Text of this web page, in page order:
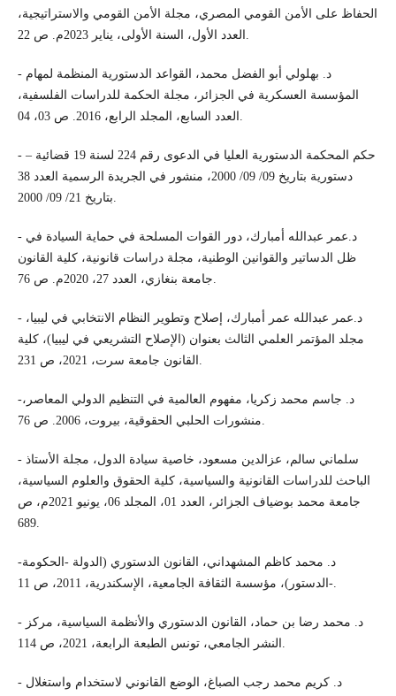
الحفاظ على الأمن القومي المصري، مجلة الأمن القومي والاستراتيجية،
- د. بهلولي أبو الفضل محمد، القواعد الدستورية المنظمة لمهام
المؤسسة العسكرية في الجزائر، مجلة الحكمة للدراسات الفلسفية،
- حكم المحكمة الدستورية العليا في الدعوى رقم 224 لسنة 19 قضائية –
دستورية بتاريخ 09/ 09/ 2000، منشور في الجريدة الرسمية العدد 38
- د.عمر عبدالله أمبارك، دور القوات المسلحة في حماية السيادة في
ظل الدساتير والقوانين الوطنية، مجلة دراسات قانونية، كلية القانون
- د.عمر عبدالله عمر أمبارك، إصلاح وتطوير النظام الانتخابي في ليبيا،
مجلد المؤتمر العلمي الثالث بعنوان (الإصلاح التشريعي في ليبيا)، كلية
-د. جاسم محمد زكريا، مفهوم العالمية في التنظيم الدولي المعاصر،
- سلماني سالم، عزالدين مسعود، خاصية سيادة الدول، مجلة الأستاذ
الباحث للدراسات القانونية والسياسية، كلية الحقوق والعلوم السياسية،
جامعة محمد بوضياف الجزائر، العدد 01، المجلد 06، يونيو 2021م، ص
689.
-د. محمد كاظم المشهداني، القانون الدستوري (الدولة -الحكومة
-الدستور)، مؤسسة الثقافة الجامعية، الإسكندرية، 2011، ص 11.
- د. محمد رضا بن حماد، القانون الدستوري والأنظمة السياسية، مركز
النشر الجامعي، تونس الطبعة الرابعة، 2021، ص 114.
- د. كريم محمد رجب الصباغ، الوضع القانوني لاستخدام واستغلال